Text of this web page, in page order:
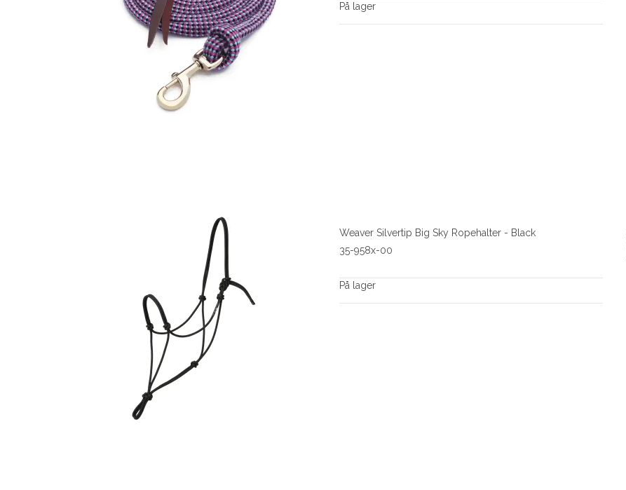
På lager
Weaver Silvertip Big Sky Ropehalter - Black
35-958x-00
På lager